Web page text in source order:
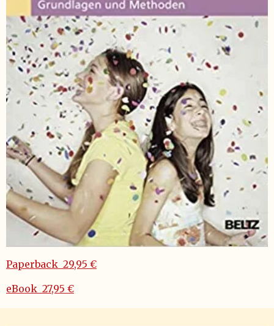
Paperback 29,95 €
eBook 27,95 €